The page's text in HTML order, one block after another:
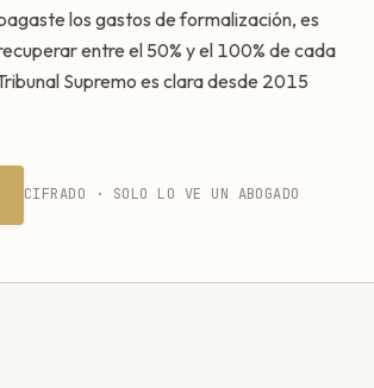
los gastos de formalización, es
entre el 50% y el 100% de cada
Supremo es clara desde 2015
CIFRADO · SOLO LO VE UN ABOGADO